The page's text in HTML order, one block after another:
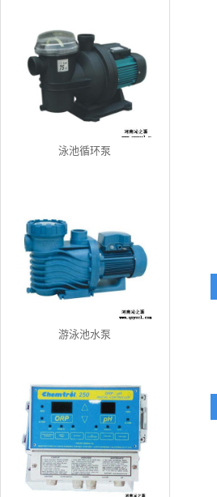
泳池循环泵
游泳池水泵